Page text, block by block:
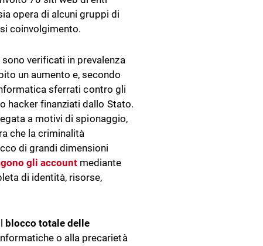
opera di alcuni gruppi di
coinvolgimento.
sono verificati in prevalenza
un aumento e, secondo
sferrati contro gli
hacker finanziati dallo Stato.
a motivi di spionaggio,
che la criminalità
di grandi dimensioni
gli account mediante
di identità, risorse,
blocco totale delle
o alla precarietà